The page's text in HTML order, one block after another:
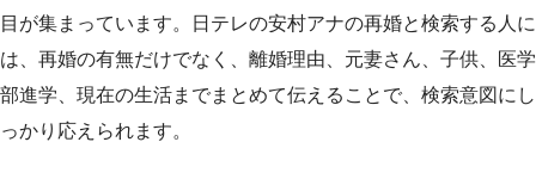
目が集まっています。日テレの安村アナの再婚と検索する人に
は、再婚の有無だけでなく、離婚理由、元妻さん、子供、医学
部進学、現在の生活までまとめて伝えることで、検索意図にし
っかり応えられます。